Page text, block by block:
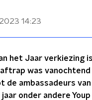
14:23
het Jaar verkiezing
aftrap was vanochtend
de ambassadeurs
onder andere